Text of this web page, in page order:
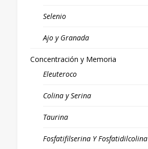
Selenio
Ajo y Granada
Concentración y Memoria
Eleuteroco
Colina y Serina
Taurina
Fosfatifilserina Y Fosfatidilcolina